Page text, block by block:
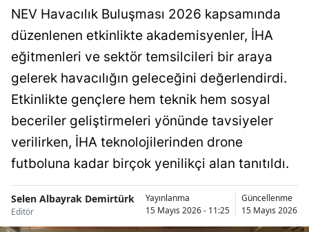
Artvin
Aydın
Balıkesir
Bilecik
Bingöl
Bolu
Burdur
NEV Havacılık Buluşması 2026 kapsamında
düzenlenen etkinlikte akademisyenler, İHA
eğitmenleri ve sektör temsilcileri bir araya
gelerek havacılığın geleceğini değerlendirdi.
Etkinlikte gençlere hem teknik hem sosyal
beceriler geliştirmeleri yönünde tavsiyeler
verilirken, İHA teknolojilerinden drone
futboluna kadar birçok yenilikçi alan tanıtıldı.
Selen Albayrak Demirtürk
Editör
Yayınlanma
15 Mayıs 2026 - 11:25
Güncellenme
15 Mayıs 2026 -